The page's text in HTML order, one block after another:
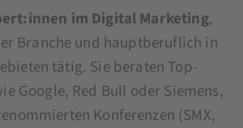
im Digital Marketing,
Branche und hauptberuflich in
tätig. Sie beraten Top-
Google, Red Bull oder Siemens,
Konferenzen (SMX,